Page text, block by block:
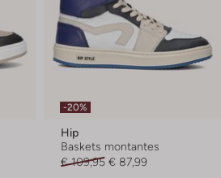
-20%
Hip
Baskets montantes
€ 109,95 € 87,99